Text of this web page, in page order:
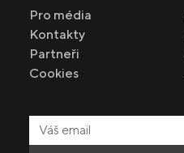
Pro média
Kontakty
Partneři
Cookies